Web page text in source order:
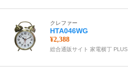
クレファー
HTA046WG
¥2,388
総合通販サイト 家電横丁 PLUS